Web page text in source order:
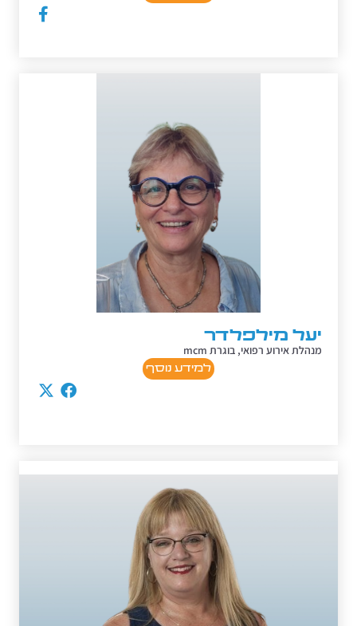
יעל מילפלדר
מנהלת אירוע רפואי, בוגרת mcm
למידע נוסף